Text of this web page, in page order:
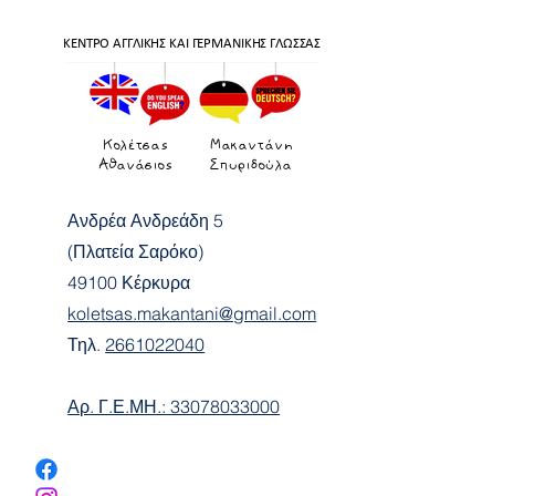
ΚΕΝΤΡΟ ΑΓΓΛΙΚΗΣ ΚΑΙ ΓΕΡΜΑΝΙΚΗΣ ΓΛΩΣΣΑΣ
Κολέτσας
Αθανάσιος
Μακαντάνη
Σπυριδούλα
Ανδρέα Ανδρεάδη 5
(Πλατεία Σαρόκο)
49100 Κέρκυρα
koletsas.makantani@gmail.com
Τηλ.2661022040
Αρ. Γ.Ε.ΜΗ.: 33078033000